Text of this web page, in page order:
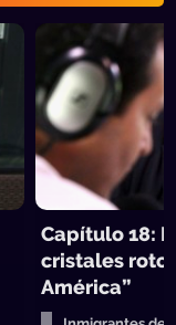
Capítulo 18:
cristales
América”